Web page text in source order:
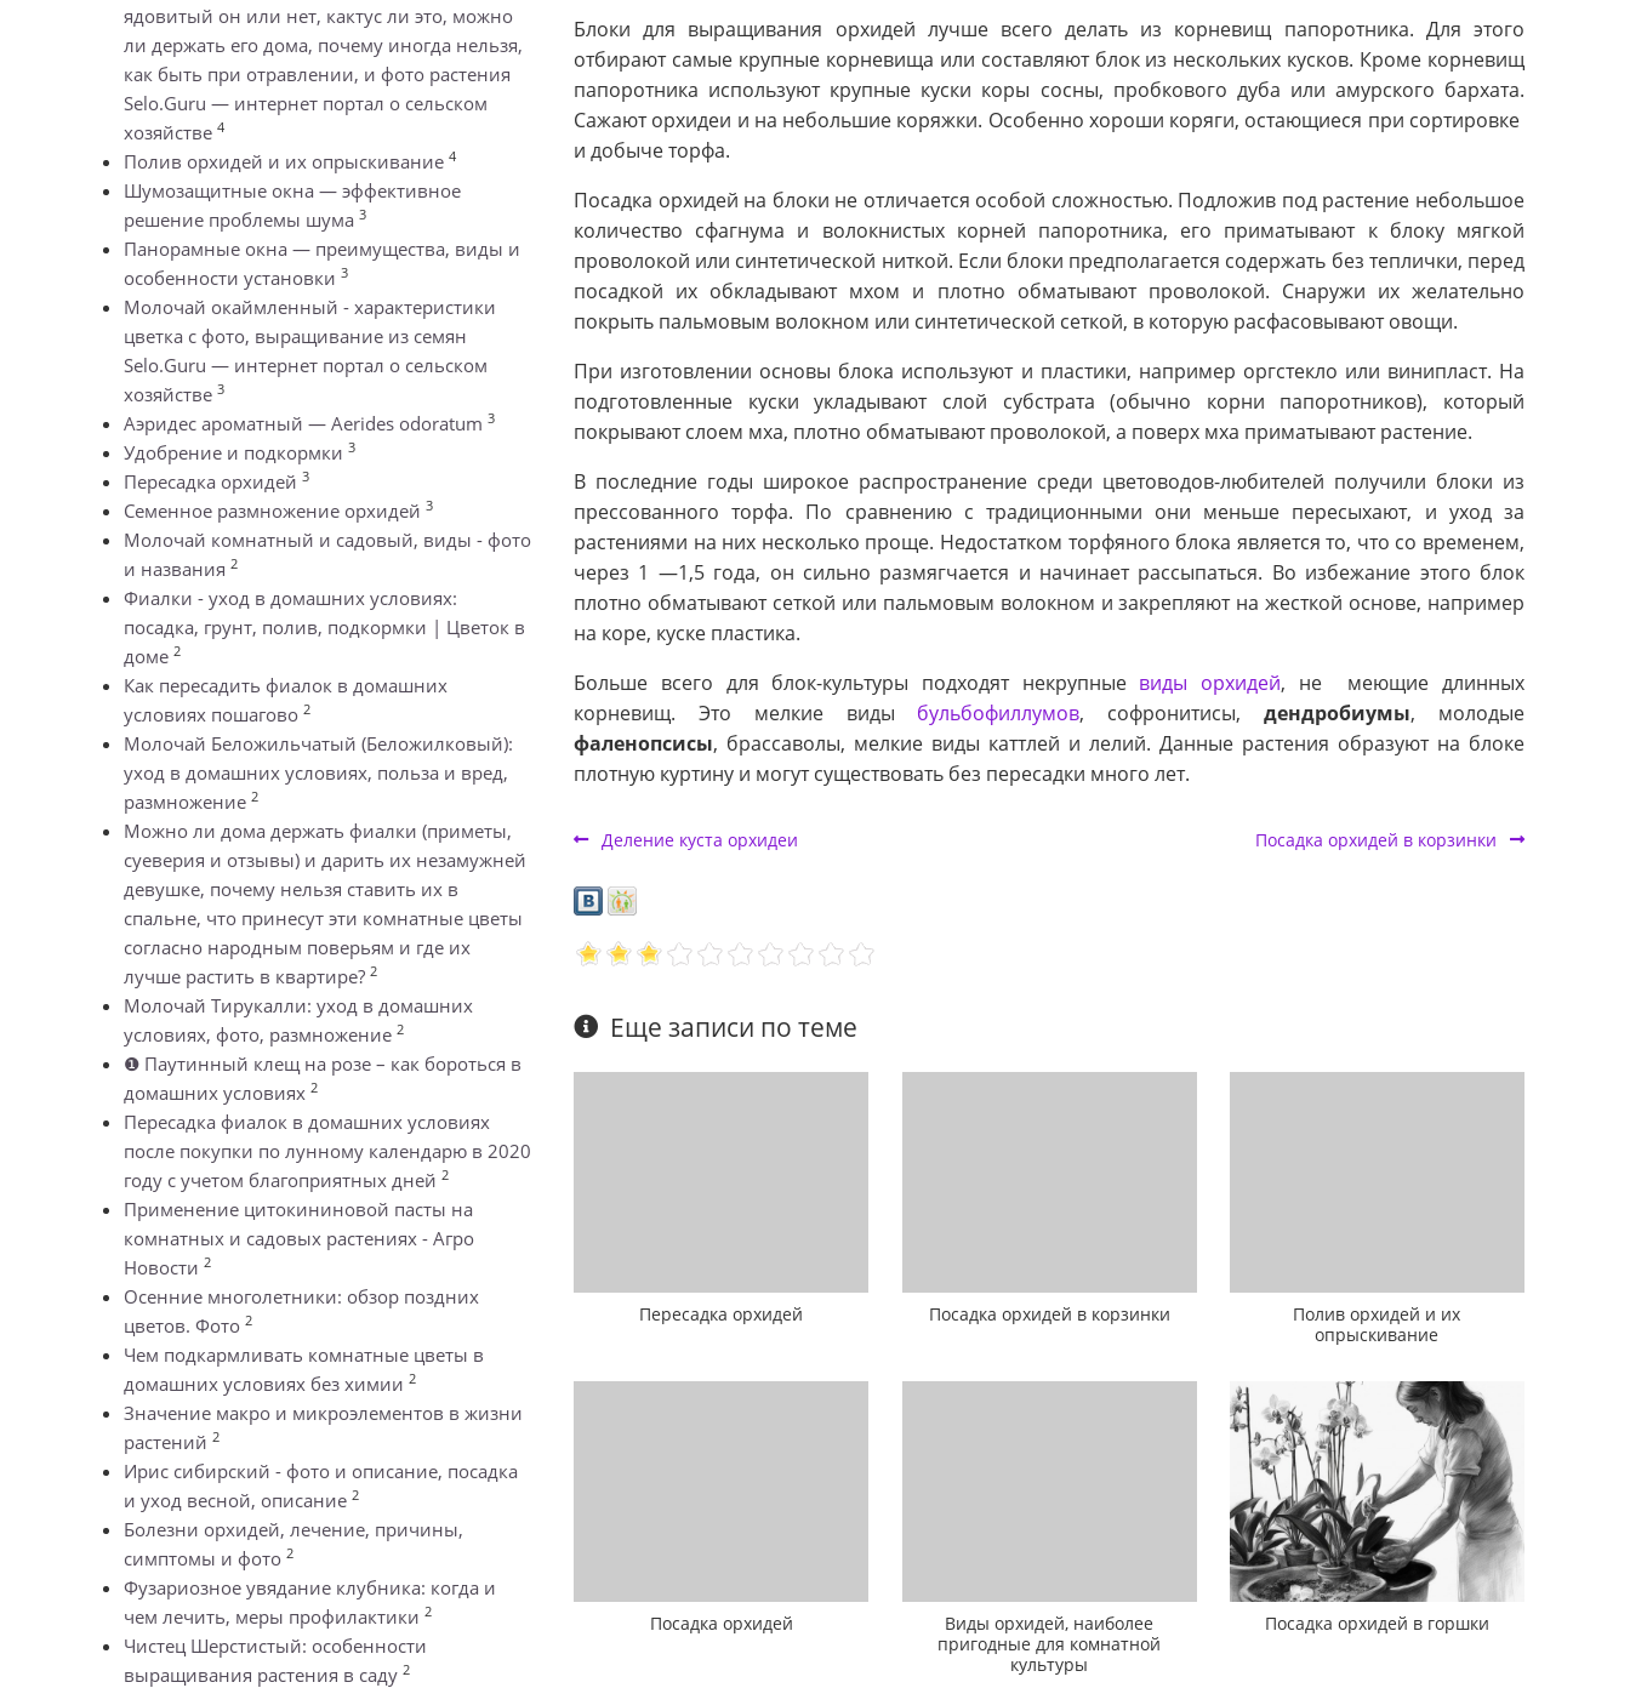
ядовитый он или нет, кактус ли это, можно
ли держать его дома, почему иногда нельзя,
как быть при отравлении, и фото растения
Selo.Guru — интернет портал о сельском
хозяйстве 4
Полив орхидей и их опрыскивание 4
Шумозащитные окна — эффективное
решение проблемы шума 3
Панорамные окна — преимущества, виды и
особенности установки 3
Молочай окаймленный - характеристики
цветка с фото, выращивание из семян
Selo.Guru — интернет портал о сельском
хозяйстве 3
Аэридес ароматный — Aerides odoratum 3
Удобрение и подкормки 3
Пересадка орхидей 3
Семенное размножение орхидей 3
Молочай комнатный и садовый, виды - фото
и названия 2
Фиалки - уход в домашних условиях:
посадка, грунт, полив, подкормки | Цветок в
доме 2
Как пересадить фиалок в домашних
условиях пошагово 2
Молочай Беложильчатый (Беложилковый):
уход в домашних условиях, польза и вред,
размножение 2
Можно ли дома держать фиалки (приметы,
суеверия и отзывы) и дарить их незамужней
девушке, почему нельзя ставить их в
спальне, что принесут эти комнатные цветы
согласно народным поверьям и где их
лучше растить в квартире? 2
Молочай Тирукалли: уход в домашних
условиях, фото, размножение 2
❶ Паутинный клещ на розе – как бороться в
домашних условиях 2
Пересадка фиалок в домашних условиях
после покупки по лунному календарю в 2020
году с учетом благоприятных дней 2
Применение цитокининовой пасты на
комнатных и садовых растениях - Агро
Новости 2
Осенние многолетники: обзор поздних
цветов. Фото 2
Чем подкармливать комнатные цветы в
домашних условиях без химии 2
Значение макро и микроэлементов в жизни
растений 2
Ирис сибирский - фото и описание, посадка
и уход весной, описание 2
Болезни орхидей, лечение, причины,
симптомы и фото 2
Фузариозное увядание клубника: когда и
чем лечить, меры профилактики 2
Чистец Шерстистый: особенности
выращивания растения в саду 2
Блоки для выращивания орхидей лучше всего делать из корневищ папоротника. Для этого
отбирают самые крупные корневища или составляют блок из нескольких кусков. Кроме корневищ
папоротника используют крупные куски коры сосны, пробкового дуба или амурского бархата.
Сажают орхидеи и на небольшие коряжки. Особенно хороши коряги, остающиеся при сортировке
и добыче торфа.
Посадка орхидей на блоки не отличается особой сложностью. Подложив под растение небольшое
количество сфагнума и волокнистых корней папоротника, его приматывают к блоку мягкой
проволокой или синтетической ниткой. Если блоки предполагается содержать без теплички, перед
посадкой их обкладывают мхом и плотно обматывают проволокой. Снаружи их желательно
покрыть пальмовым волокном или синтетической сеткой, в которую расфасовывают овощи.
При изготовлении основы блока используют и пластики, например оргстекло или винипласт. На
подготовленные куски укладывают слой субстрата (обычно корни папоротников), который
покрывают слоем мха, плотно обматывают проволокой, а поверх мха приматывают растение.
В последние годы широкое распространение среди цветоводов-любителей получили блоки из
прессованного торфа. По сравнению с традиционными они меньше пересыхают, и уход за
растениями на них несколько проще. Недостатком торфяного блока является то, что со временем,
через 1 —1,5 года, он сильно размягчается и начинает рассыпаться. Во избежание этого блок
плотно обматывают сеткой или пальмовым волокном и закрепляют на жесткой основе, например
на коре, куске пластика.
Больше всего для блок-культуры подходят некрупные виды орхидей, не меющие длинных
корневищ. Это мелкие виды бульбофиллумов, софронитисы,дендробиумы, молодые
фаленопсисы, брассаволы, мелкие виды каттлей и лелий. Данные растения образуют на блоке
плотную куртину и могут существовать без пересадки много лет.
Деление куста орхидеи Посадка орхидей в корзинки
Еще записи по теме
Пересадка орхидей Посадка орхидей в корзинки
Полив орхидей и их
опрыскивание
Посадка орхидей
Виды орхидей, наиболее
пригодные для комнатной
культуры
Посадка орхидей в горшки